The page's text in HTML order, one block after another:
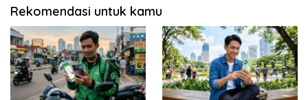
Rekomendasi untuk kamu